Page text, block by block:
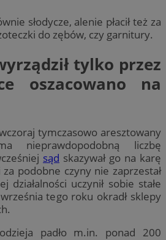
słodycze, alenie płacił też za
do zębów, czy garnitury.
tylko przez
oszacowano na
tymczasowo aresztowany
nieprawdopodobną liczbę
sąd skazywał go na karę
podobne czyny nie zaprzestał
działalności uczynił sobie stałe
tego roku okradł sklepy
padło m.in. ponad 200